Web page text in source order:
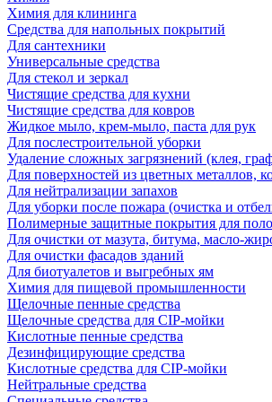
Химия для клининга
Средства для напольных покрытий
Для сантехники
Универсальные средства
Для стекол и зеркал
Чистящие средства для кухни
Чистящие средства для ковров
Жидкое мыло, крем-мыло, паста для рук
Для послестроительной уборки
Удаление сложных загрязнений (клея,
Для поверхностей из цветных металлов,
Для нейтрализации запахов
Для уборки после пожара (очистка и
Полимерные защитные покрытия для
Для очистки от мазута, битума, масло-
Для очистки фасадов зданий
Для биотуалетов и выгребных ям
Химия для пищевой промышленности
Щелочные пенные средства
Щелочные средства для CIP-мойки
Кислотные пенные средства
Дезинфицирующие средства
Кислотные средства для CIP-мойки
Нейтральные средства